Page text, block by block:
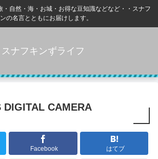
・自然・海・お城・お得な豆知識などなど・・スナフ
の名言とともにお届けします。
スナフキンずライフ
DIGITAL CAMERA
Facebook はてブ